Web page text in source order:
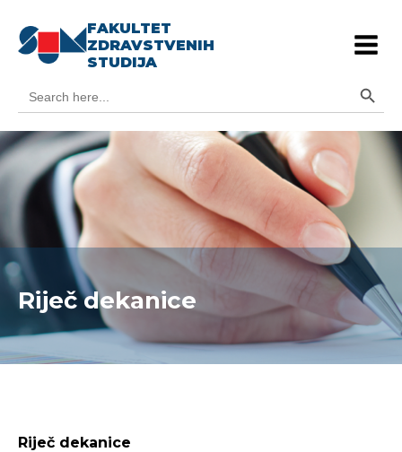
FAKULTET
ZDRAVSTVENIH
STUDIJA
for:
Riječ dekanice
Riječ dekanice